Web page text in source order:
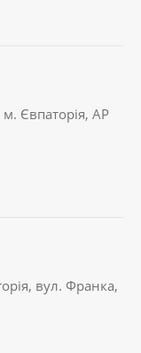
Євпаторія, АР
вул. Франка,